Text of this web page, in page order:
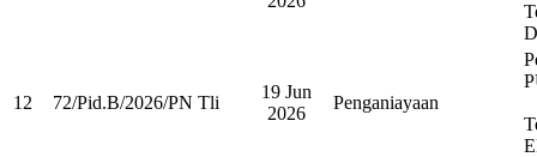
12 72/Pid.B/2026/PN Tli
19 Jun
2026
Penganiayaan